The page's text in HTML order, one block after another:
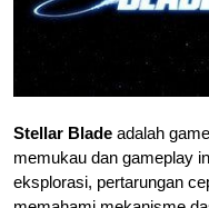
Stellar Blade adalah
memukau dan gameplay
eksplorasi, pertarungan